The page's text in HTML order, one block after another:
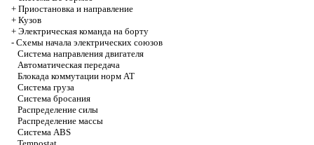
+ Приостановка и направление
+ Кузов
+ Электрическая команда на борту
- Схемы начала электрических союзов
Система направления двигателя
Автоматическая передача
Блокада коммутации норм AT
Система груза
Система бросания
Распределение силы
Распределение массы
Система ABS